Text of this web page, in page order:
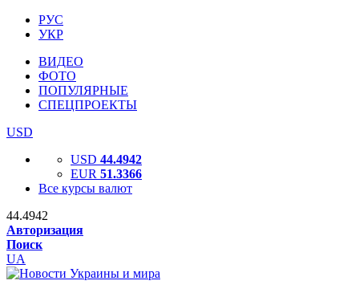
РУС
УКР
ВИДЕО
ФОТО
ПОПУЛЯРНЫЕ
СПЕЦПРОЕКТЫ
USD
USD 44.4942
EUR 51.3366
Все курсы валют
44.4942
Авторизация
Поиск
UA